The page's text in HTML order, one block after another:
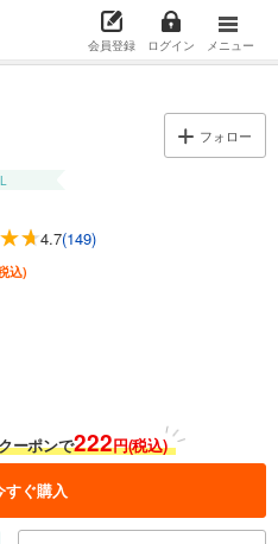
会員登録 ログイン メニュー
フォロー
4.7(149)
込)
ーポンで222円(税込)
すぐ購入